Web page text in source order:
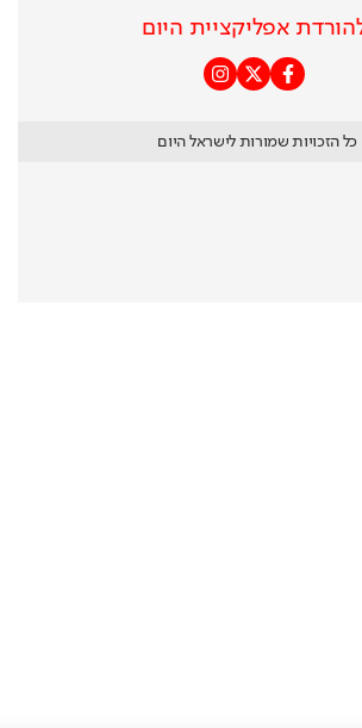
אפליקציית היום
הזכויות שמורות לישראל היום